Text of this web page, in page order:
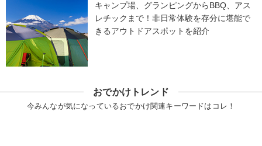
キャンプ場、グランピングからBBQ、アス
レチックまで！非日常体験を存分に堪能で
きるアウトドアスポットを紹介
おでかけトレンド
今みんなが気になっているおでかけ関連キーワードはコレ！